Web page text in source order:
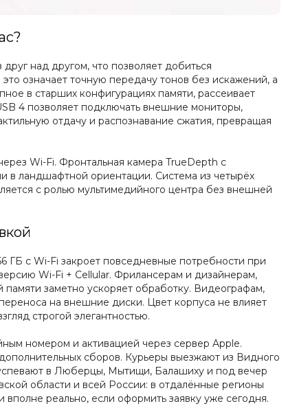
над другом, что позволяет добиться
означает точную передачу тонов без искажений, а
в старших конфигурациях памяти, рассеивает
4 позволяет подключать внешние мониторы,
отдачу и распознавание сжатия, превращая
Wi-Fi. Фронтальная камера TrueDepth с
в ландшафтной ориентации. Система из четырёх
с ролью мультимедийного центра без внешней
ГБ с Wi-Fi закроет повседневные потребности при
Wi-Fi + Cellular. Фрилансерам и дизайнерам,
заметно ускоряет обработку. Видеографам,
на внешние диски. Цвет корпуса не влияет
строгой элегантностью.
номером и активацией через сервер Apple.
сборов. Курьеры выезжают из Видного
в Люберцы, Мытищи, Балашиху и под вечер
области и всей России: в отдалённые регионы
реально, если оформить заявку уже сегодня.